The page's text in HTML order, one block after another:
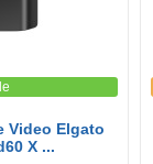
Video Elgato
X ...